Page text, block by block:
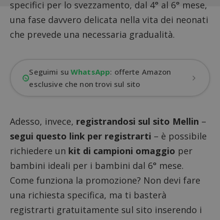
specifici per lo svezzamento, dal 4° al 6° mese,
una fase davvero delicata nella vita dei neonati
che prevede una necessaria gradualità.
Seguimi suWhatsApp: offerte Amazon
esclusive che non trovi sul sito
Adesso, invece, registrandosi sul sito Mellin –
segui questo link per registrarti – è possibile
richiedere un kit di campioni omaggio per
bambini ideali per i bambini dal 6° mese.
Come funziona la promozione? Non devi fare
una richiesta specifica, ma ti basterà
registrarti gratuitamente sul sito inserendo i